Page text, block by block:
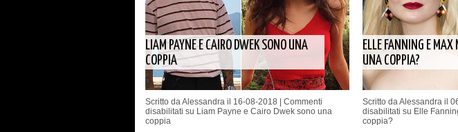
LIAM PAYNE E CAIRO DWEK SONO UNA
COPPIA
Scritto da Alessandra il 16-08-2018 | Commenti
disabilitati su Liam Payne e Cairo Dwek sono una
coppia
ELLE FANNING E MAX
UNA COPPIA?
Scritto da Alessandra il
disabilitati su Elle
coppia?